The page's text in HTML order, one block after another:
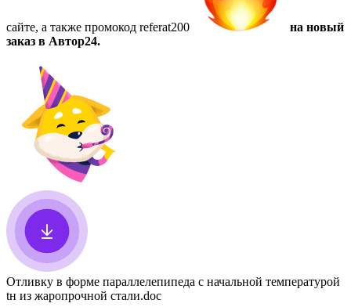
сайте, а также промокод referat200
на новый
заказ в Автор24.
Отливку в форме параллелепипеда с начальной температурой
tн из жаропрочной стали.doc